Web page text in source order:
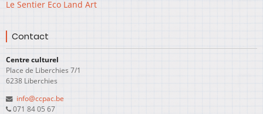
Le Sentier Eco Land Art
Contact
Centre culturel
Place de Liberchies 7/1
6238 Liberchies
info@ccpac.be
071 84 05 67